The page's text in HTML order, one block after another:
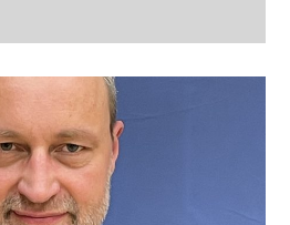
Position
RL, RR